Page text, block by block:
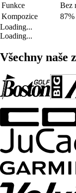
Funkce
Bez
Kompozice
87%
Loading...
Loading...
Všechny naše